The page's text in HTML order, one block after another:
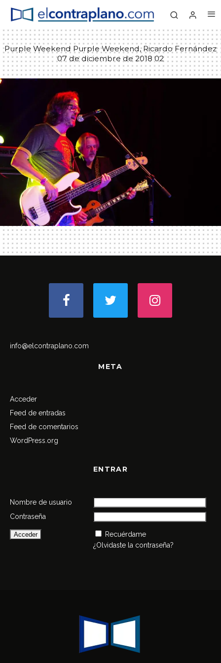
Purple Weekend Purple Weekend, Ricardo Fernández
07 de diciembre de 2018 02
info@elcontraplano.com
META
Acceder
Feed de entradas
Feed de comentarios
WordPress.org
ENTRAR
Nombre de usuario
Contraseña
Recuérdame
¿Olvidaste la contraseña?